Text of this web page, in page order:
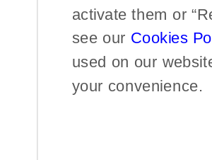
activate them or
see our Cookies
used on our
your convenience.​